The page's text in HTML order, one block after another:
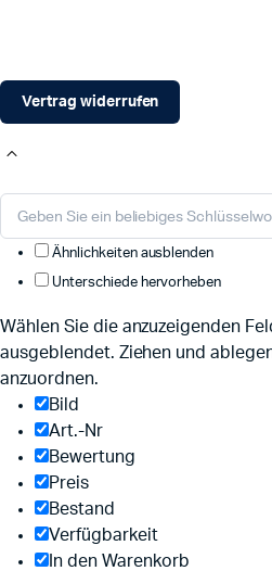
Vertrag widerrufen
Ähnlichkeiten ausblenden
Unterschiede hervorheben
Wählen Sie die anzuzeigenden
ausgeblendet. Ziehen und
anzuordnen.
Bild
Art.-Nr
Bewertung
Preis
Bestand
Verfügbarkeit
In den Warenkorb